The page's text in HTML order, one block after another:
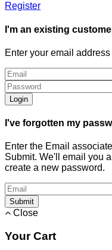
Register
I'm an existing
Enter your email
Login
I've forgotten my
Enter the Email
Submit. We'll email you
create a new password.
Submit
Close
Your Cart